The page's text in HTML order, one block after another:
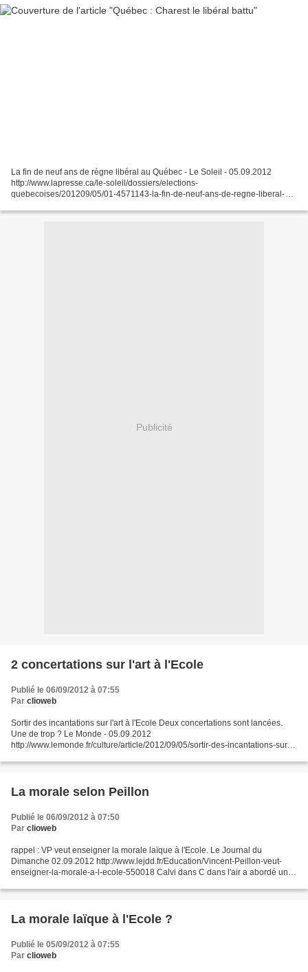
La fin de neuf ans de règne libéral au Québec - Le Soleil - 05.09.2012
http://www.lapresse.ca/le-soleil/dossiers/elections-
quebecoises/201209/05/01-4571143-la-fin-de-neuf-ans-de-regne-liberal-
http://www.lapresse.ca/la-tribune/sherbrooke/201209/04/01-4571050-
Publicité
2 concertations sur l'art à l'Ecole
Publié le 06/09/2012 à 07:55
Par clioweb
Sortir des incantations sur l'art à l'Ecole Deux concertations sont lancées.
Une de trop ? Le Monde - 05.09.2012
http://www.lemonde.fr/culture/article/2012/09/05/sortir-des-incantations-sur-l-
La morale selon Peillon
Publié le 06/09/2012 à 07:50
Par clioweb
rappel : VP veut enseigner la morale laïque à l'Ecole. Le Journal du
Dimanche 02.09.2012 http://www.lejdd.fr/Education/Vincent-Peillon-veut-
enseigner-la-morale-a-l-ecole-550018 Calvi dans C dans l'air a abordé une
La morale laïque à l'Ecole ?
Publié le 05/09/2012 à 07:55
Par clioweb